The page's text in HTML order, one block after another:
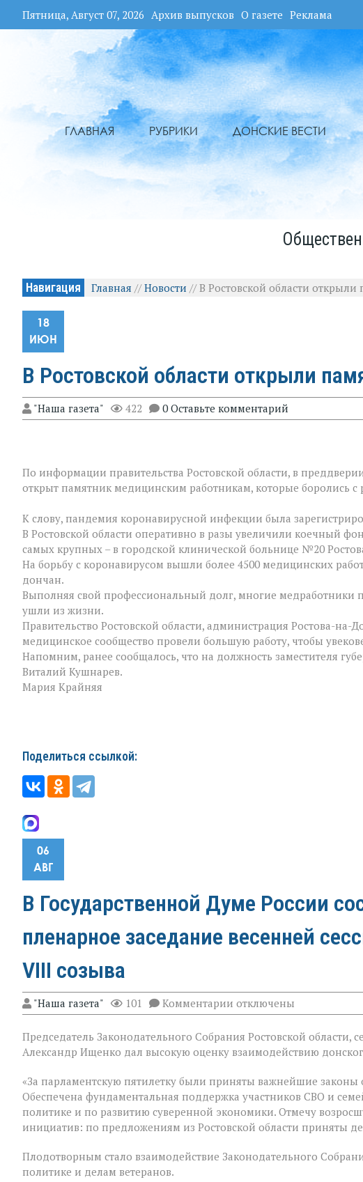
Пятница, Август 07, 2026 Архив выпусков О газете Реклама
ГЛАВНАЯ РУБРИКИ ДОНСКИЕ ВЕСТИ
Навигация Главная //Новости //В Ростовской области
18
ИЮН
В Ростовской области открыли
"Наша газета" 422 0 Оставьте комментарий
По информации правительства Ростовской области, в
открыт памятник медицинским работникам, которые боролись с
К слову, пандемия коронавирусной инфекции была
В Ростовской области оперативно в разы увеличили коечный
самых крупных – в городской клинической больнице №20
На борьбу с коронавирусом вышли более 4500 медицинских
дончан.
Выполняя свой профессиональный долг, многие медработники
ушли из жизни.
Правительство Ростовской области, администрация Ростова-
медицинское сообщество провели большую работу, чтобы
Напомним, ранее сообщалось, что на должность заместителя
Виталий Кушнарев.
Мария Крайняя
Поделиться ссылкой:
06
АВГ
В Государственной Думе России
пленарное заседание весенней
VIII созыва
"Наша газета" 101 Комментарии к
записи
Государственной
Думе
заключительное
пленарное
заседание
весенней
сессии,
последним
отключены
Председатель Законодательного Собрания Ростовской области,
Александр Ищенко дал высокую оценку взаимодействию
«За парламентскую пятилетку были приняты важнейшие
Обеспечена фундаментальная поддержка участников СВО и
политике и по развитию суверенной экономики. Отмечу
инициатив: по предложениям из Ростовской области приняты
Плодотворным стало взаимодействие Законодательного
политике и делам ветеранов.